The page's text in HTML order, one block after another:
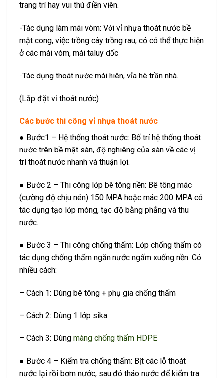
trang trí hay vui thú điền viên.
-Tác dụng làm mái vòm: Với vỉ nhựa thoát nước bề
mặt cong, việc trồng cây trồng rau, cỏ có thể thực hiện
ở các mái vòm, mái taluy dốc
-Tác dụng thoát nước mái hiên, vỉa hè trần nhà.
(Lắp đặt vỉ thoát nước)
Các bước thi công vỉ nhựa thoát nước
● Bước1 – Hệ thống thoát nước: Bố trí hệ thống thoát
nước trên bề mặt sàn, độ nghiêng của sàn về các vị
trí thoát nước nhanh và thuận lợi.
● Bước 2 – Thi công lớp bê tông nền: Bê tông mác
(cường độ chịu nén) 150 MPA hoặc mác 200 MPA có
tác dụng tạo lớp móng, tạo độ bằng phẳng và thu
nước.
● Bước 3 – Thi công chống thấm: Lớp chống thấm có
tác dụng chống thấm ngăn nước ngấm xuống nền. Có
nhiều cách:
– Cách 1: Dùng bê tông + phụ gia chống thấm
– Cách 2: Dùng 1 lớp sika
– Cách 3: Dùng màng chống thấm HDPE
● Bước 4 – Kiểm tra chống thấm: Bịt các lỗ thoát
nước lại rồi bơm nước, sau đó tháo nước để kiểm tra